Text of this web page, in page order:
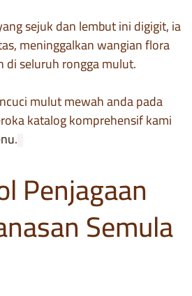
sejuk dan lembut ini digigit, ia
meninggalkan wangian flora
di seluruh rongga mulut.
mulut mewah anda pada
katalog komprehensif kami
.
Penjagaan
Semula